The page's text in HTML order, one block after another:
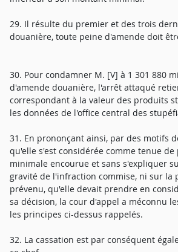
29. Il résulte du premier et des trois
douanière, toute peine d'amende doit
30. Pour condamner M. [V] à 1 301 880
d'amende douanière, l'arrêt attaqué
correspondant à la valeur des produits
les données de l'office central des
31. En prononçant ainsi, par des motifs
qu'elle s'est considérée comme tenue
minimale encourue et sans s'expliquer
gravité de l'infraction commise, ni sur la
prévenu, qu'elle devait prendre en
sa décision, la cour d'appel a méconnu
les principes ci-dessus rappelés.
32. La cassation est par conséquent